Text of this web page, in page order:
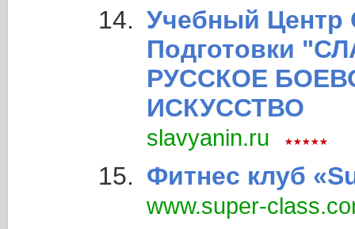
Учебный Центр
Подготовки
РУССКОЕ
ИСКУССТВО
slavyanin.ru
Фитнес клуб
www.super-